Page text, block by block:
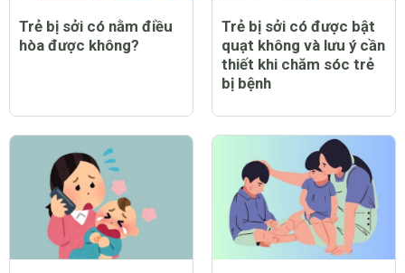
Trẻ bị sởi có nằm điều
hòa được không?
Trẻ bị sởi có được bật
quạt không và lưu ý cần
thiết khi chăm sóc trẻ
bị bệnh